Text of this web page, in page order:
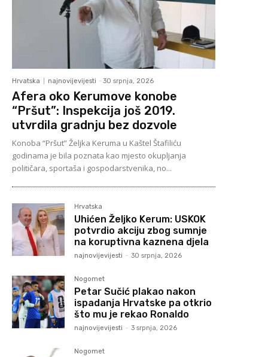
Hrvatska najnovijevijesti - 30 srpnja, 2026
Afera oko Kerumove konobe
“Pršut”: Inspekcija još 2019.
utvrdila gradnju bez dozvole
Konoba “Pršut” Željka Keruma u Kaštel Štafiliću
godinama je bila poznata kao mjesto okupljanja
političara, sportaša i gospodarstvenika, no...
Hrvatska
Uhićen Željko Kerum: USKOK
potvrdio akciju zbog sumnje
na koruptivna kaznena djela
najnovijevijesti - 30 srpnja, 2026
Nogomet
Petar Sučić plakao nakon
ispadanja Hrvatske pa otkrio
što mu je rekao Ronaldo
najnovijevijesti - 3 srpnja, 2026
Nogomet